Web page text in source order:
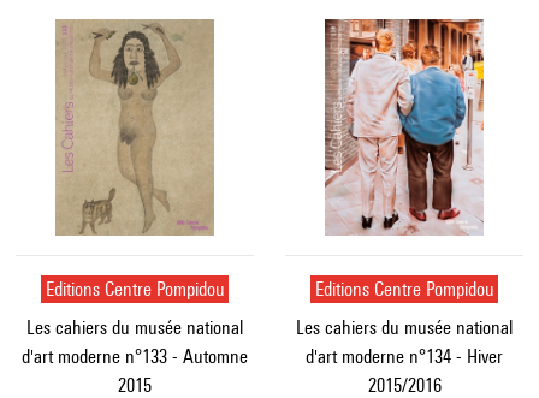
Editions Centre Pompidou
Les cahiers du musée national
d'art moderne n°133 - Automne
2015
Editions Centre Pompidou
Les cahiers du musée national
d'art moderne n°134 - Hiver
2015/2016